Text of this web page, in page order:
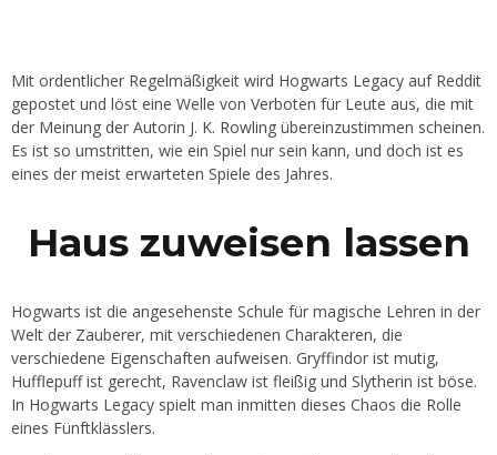
Mit ordentlicher Regelmäßigkeit wird Hogwarts Legacy auf Reddit
gepostet und löst eine Welle von Verboten für Leute aus, die mit
der Meinung der Autorin J. K. Rowling übereinzustimmen scheinen.
Es ist so umstritten, wie ein Spiel nur sein kann, und doch ist es
eines der meist erwarteten Spiele des Jahres.
Haus zuweisen lassen
Hogwarts ist die angesehenste Schule für magische Lehren in der
Welt der Zauberer, mit verschiedenen Charakteren, die
verschiedene Eigenschaften aufweisen. Gryffindor ist mutig,
Hufflepuff ist gerecht, Ravenclaw ist fleißig und Slytherin ist böse.
In Hogwarts Legacy spielt man inmitten dieses Chaos die Rolle
eines Fünftklässlers.